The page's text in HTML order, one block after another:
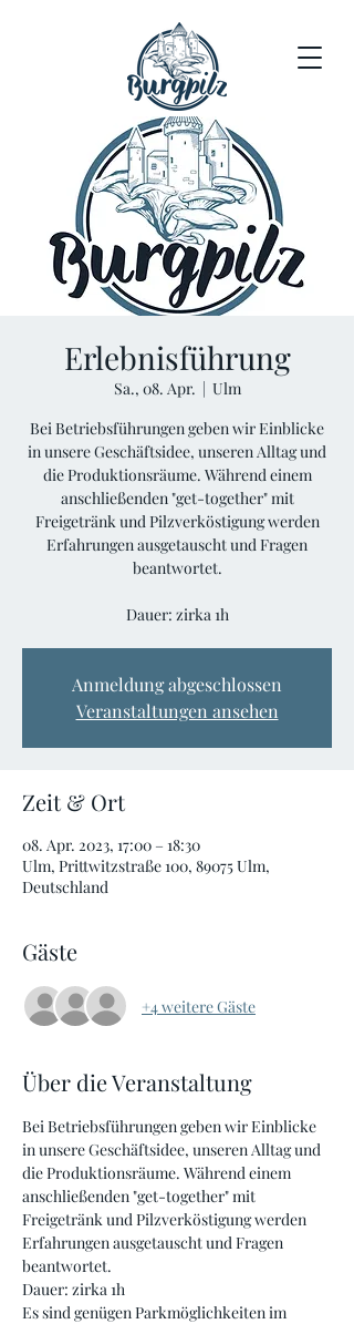
Erlebnisführung
Sa., 08. Apr.
  |
Ulm
Bei Betriebsführungen geben wir Einblicke
in unsere Geschäftsidee, unseren Alltag und
die Produktionsräume. Während einem
anschließenden "get-together" mit
Freigetränk und Pilzverköstigung werden
Erfahrungen ausgetauscht und Fragen
beantwortet.
Dauer: zirka 1h
Anmeldung abgeschlossen
Veranstaltungen ansehen
Zeit & Ort
08. Apr. 2023, 17:00 – 18:30
Ulm, Prittwitzstraße 100, 89075 Ulm,
Deutschland
Gäste
+4 weitere Gäste
Über die Veranstaltung
Bei Betriebsführungen geben wir Einblicke
in unsere Geschäftsidee, unseren Alltag und
die Produktionsräume. Während einem
anschließenden "get-together" mit
Freigetränk und Pilzverköstigung werden
Erfahrungen ausgetauscht und Fragen
beantwortet.
Dauer: zirka 1h
Es sind genügen Parkmöglichkeiten im